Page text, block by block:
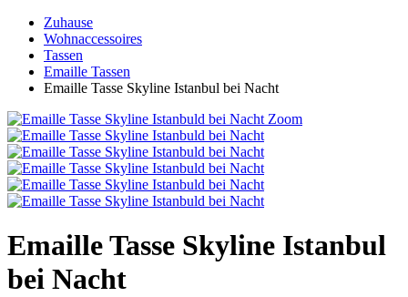
Zuhause
Wohnaccessoires
Tassen
Emaille Tassen
Emaille Tasse Skyline Istanbul bei Nacht
Zoom
Emaille Tasse Skyline Istanbul
bei Nacht